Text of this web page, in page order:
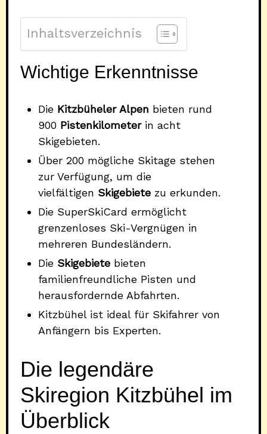
Inhaltsverzeichnis
Wichtige Erkenntnisse
Die Kitzbüheler Alpen bieten rund
900 Pistenkilometerin acht
Skigebieten.
Über 200 mögliche Skitage stehen
zur Verfügung, um die
vielfältigen Skigebiete zu erkunden.
Die SuperSkiCard ermöglicht
grenzenloses Ski-Vergnügen in
mehreren Bundesländern.
Die Skigebiete bieten
familienfreundliche Pisten und
herausfordernde Abfahrten.
Kitzbühel ist ideal für Skifahrer von
Anfängern bis Experten.
Die legendäre
Skiregion Kitzbühel im
Überblick